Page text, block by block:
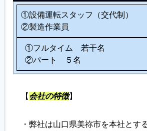
①設備運転スタッフ（交代制）
②製造作業員
①フルタイム 若干名
②パート ５名
【 会社の特徴】
・弊社は山口県美祢市を本社とす